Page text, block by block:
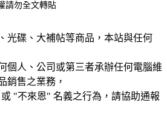
請勿全文轉貼
光碟、大補帖等商品，本站與任何
個人、公司或第三者承辦任何電腦維
銷售之業務，
"不來恩" 名義之行為，請協助通報